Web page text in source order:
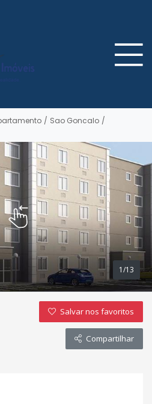
/ Sao Goncalo /
1/13
Salvar nos favoritos
Compartilhar